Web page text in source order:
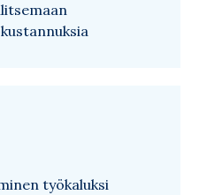
työkaluksi